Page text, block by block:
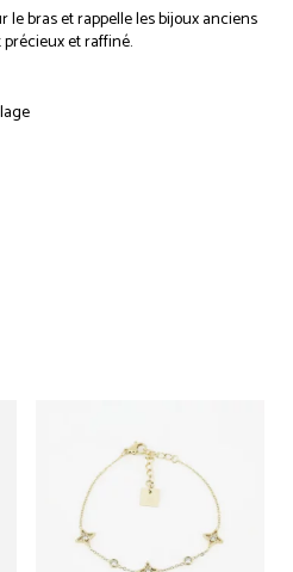
le bras et rappelle les bijoux anciens
et raffiné.